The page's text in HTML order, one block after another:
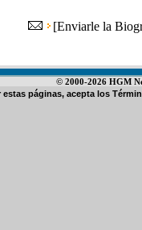
[Enviarle la
© 2000-2026 HGM
estas páginas, acepta los